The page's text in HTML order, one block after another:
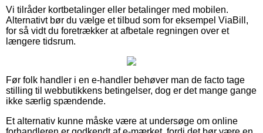
Vi tilråder kortbetalinger eller betalinger med mobilen.
Alternativt bør du vælge et tilbud som for eksempel ViaBill,
for så vidt du foretrækker at afbetale regningen over et
længere tidsrum.
Før folk handler i en e-handler behøver man de facto tage
stilling til webbutikkens betingelser, dog er det mange gange
ikke særlig spændende.
Et alternativ kunne måske være at undersøge om online